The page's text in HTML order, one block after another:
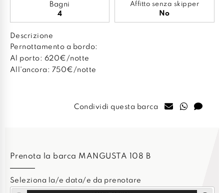
Bagni
4
Affitto senza skipper
No
Descrizione
Pernottamento a bordo:
Al porto: 620€/notte
All'ancora: 750€/notte
Condividi questa barca
Prenota la barca MANGUSTA 108 B
Seleziona la/e data/e da prenotare